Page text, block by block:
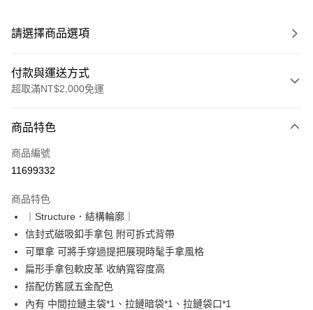
請選擇商品選項
付款與運送方式
超取滿NT$2,000免運
信用卡一次付款
超商取貨付款
Apple Pay
街口支付
悠遊付
Google Pay
商品特色
商品編號
11699332
商品特色
｜Structure．結構輪廓｜
信封式磁吸釦手拿包 附可拆式背帶
可單拿 可將手穿過提把展現時髦手拿風格
扁形手拿包軟皮革 收納寬容度高
搭配仿舊感五金配色
內有 中間拉鏈主袋*1、拉鏈暗袋*1、拉鏈袋口*1